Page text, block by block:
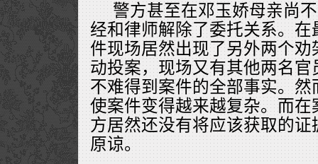
警方甚至在邓玉娇母亲尚
经和律师解除了委托关系。
件现场居然出现了另外两个
动投案，现场又有其他两名
不难得到案件的全部事实。
使案件变得越来越复杂。而在
方居然还没有将应该获取的
原谅。